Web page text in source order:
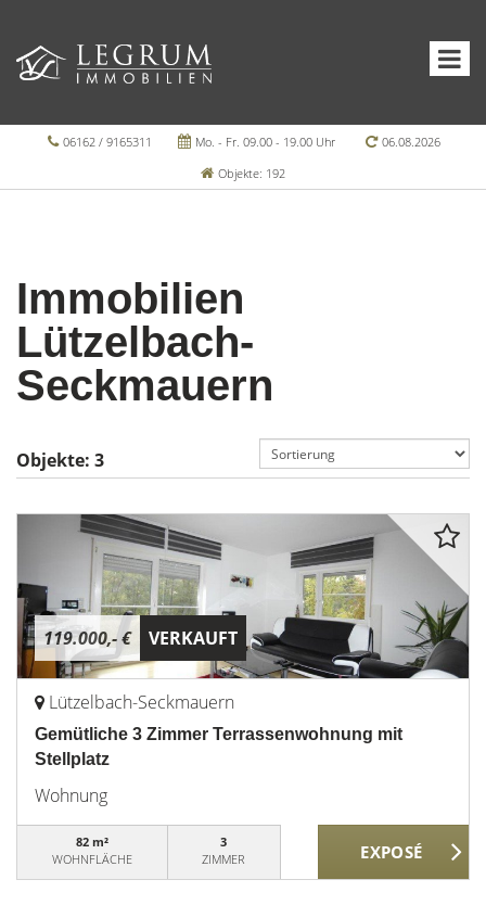
06162 / 9165311 Mo. - Fr. 09.00 - 19.00 Uhr
06.08.2026
Objekte: 192
Immobilien
Lützelbach-
Seckmauern
Objekte: 3
119.000,- € VERKAUFT
Lützelbach-Seckmauern
Gemütliche 3 Zimmer Terrassenwohnung mit
Stellplatz
Wohnung
82 m²
WOHNFLÄCHE
3
ZIMMER